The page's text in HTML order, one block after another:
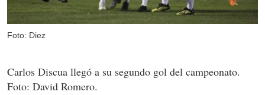
Foto: Diez
Carlos Discua llegó a su segundo gol del campeonato.
Foto: David Romero.